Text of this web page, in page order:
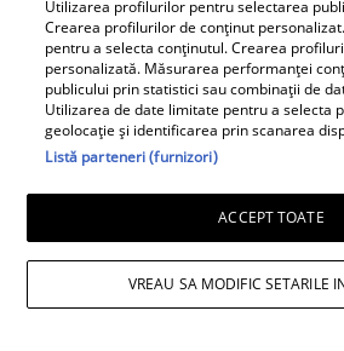
Lucruri esențiale pentru
un start bun în
dezvoltarea copiilor
Dr.
prim
care
Diva Hair
Utilizarea profilurilor pentru selectarea
Crearea profilurilor de conținut
pentru a selecta conținutul. Crearea
personalizată. Măsurarea performanței
publicului prin statistici sau combinații de
Utilizarea de date limitate pentru a selecta
geolocație și identificarea prin scanarea
Listă parteneri (furnizori)
ACCEPT TOATE
VREAU SA MODIFIC SETARILE